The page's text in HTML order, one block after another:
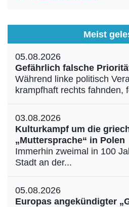
Meist
05.08.2026
Gefährlich falsche
Während linke politisch
krampfhaft rechts fahnden,
03.08.2026
Kulturkampf um die
„Muttersprache“ in Polen
Immerhin zweimal in 100
Stadt an der...
05.08.2026
Europas angekündigter